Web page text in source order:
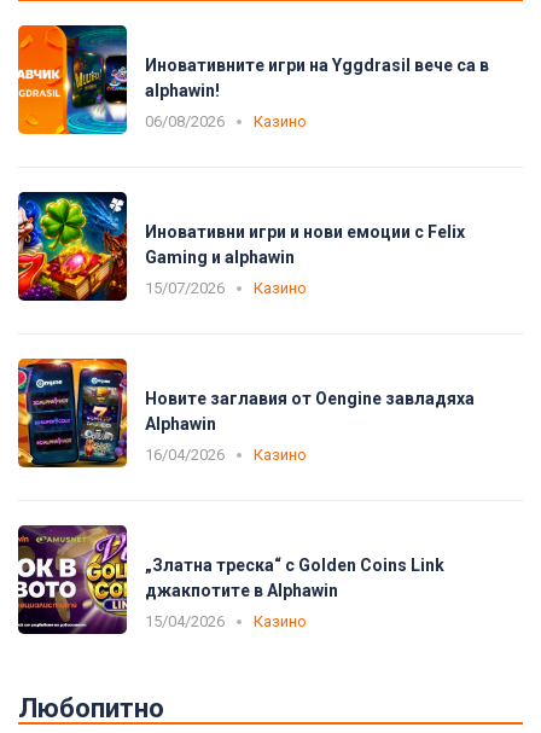
Иновативните игри на Yggdrasil вече са в
alphawin!
06/08/2026 Казино
Иновативни игри и нови емоции с Felix
Gaming и alphawin
15/07/2026 Казино
Новите заглавия от Oengine завладяха
Alphawin
16/04/2026 Казино
„Златна треска“ с Golden Coins Link
джакпотите в Alphawin
15/04/2026 Казино
Любопитно